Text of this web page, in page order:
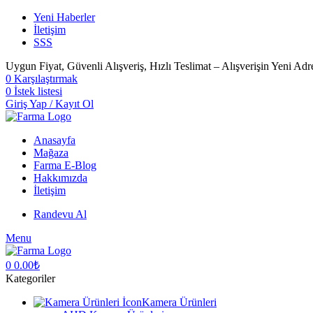
Yeni Haberler
İletişim
SSS
Uygun Fiyat, Güvenli Alışveriş, Hızlı Teslimat – Alışverişin Yeni
0 Karşılaştırmak
0 İstek listesi
Giriş Yap / Kayıt Ol
Anasayfa
Mağaza
Farma E-Blog
Hakkımızda
İletişim
Randevu Al
Menu
0 0.00₺
Kategoriler
Kamera Ürünleri